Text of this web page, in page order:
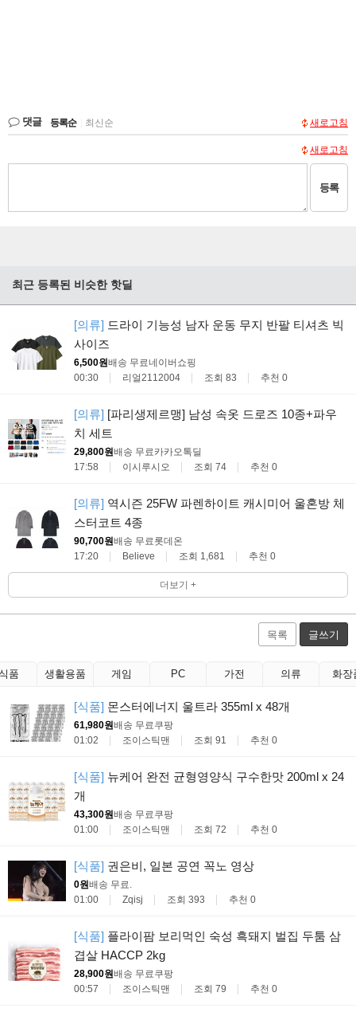
댓글 등록순 최신순 새로고침
새로고침
등록
최근 등록된 비슷한 핫딜
[의류] 드라이 기능성 남자 운동 무지 반팔 티셔츠 빅
사이즈
6,500원배송 무료네이버쇼핑
00:30
리얼2112004 조회 83 추천 0
[의류] [파리생제르맹] 남성 속옷 드로즈 10종+파우
치 세트
29,800원배송 무료 카카오톡딜
17:58
이시루시오 조회 74 추천 0
[의류] 역시즌 25FW 파렌하이트 캐시미어 울혼방 체
스터코트 4종
90,700원배송 무료 롯데온
17:20
Believe 조회 1,681 추천 0
더보기 +
목록 글쓰기
품 생활용품 게임 PC 가전 의류 화장
[식품] 몬스터에너지 울트라 355ml x 48개
61,980원배송 무료 쿠팡
01:02
조이스틱맨 조회 91 추천 0
[식품] 뉴케어 완전 균형영양식 구수한맛 200ml x 24
개
43,300원배송 무료 쿠팡
01:00
조이스틱맨 조회 72 추천 0
[식품] 권은비, 일본 공연 꼭노 영상
0원배송 무료
01:00
Zqisj 조회 393 추천 0
[식품] 플라이팜 보리먹인 숙성 흑돼지 벌집 두툼 삼
겹살 HACCP 2kg
28,900원배송 무료 쿠팡
00:57
조이스틱맨 조회 79 추천 0